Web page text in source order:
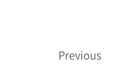
Previous